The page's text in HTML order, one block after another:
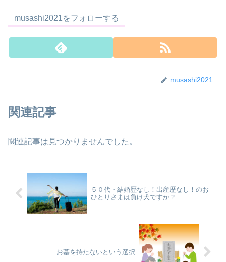
musashi2021をフォローする
musashi2021
関連記事
関連記事は見つかりませんでした。
５０代・結婚歴なし！出産歴なし！のお
ひとりさまは負け犬ですか？
お墓を持たないという選択